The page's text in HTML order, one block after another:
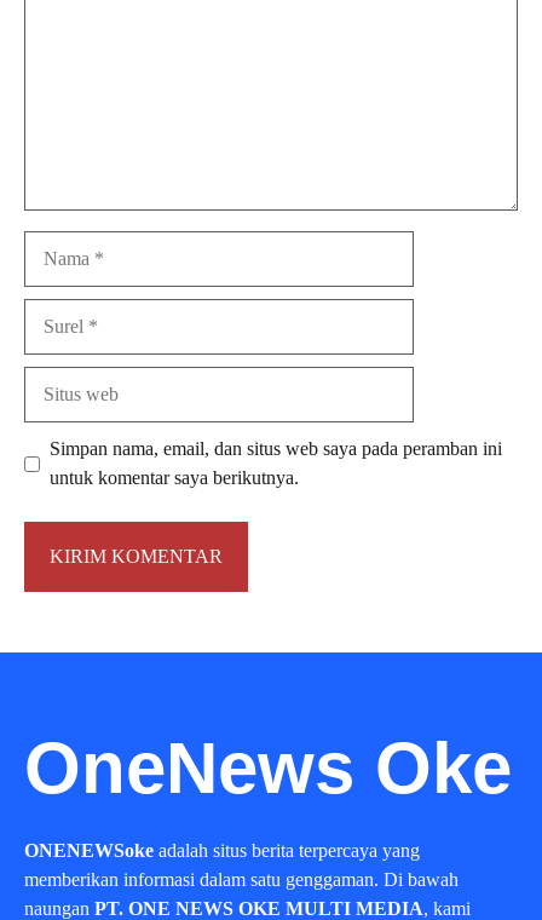
Simpan nama, email, dan situs web saya pada peramban ini
untuk komentar saya berikutnya.
OneNews Oke
ONENEWSoke adalah situs berita terpercaya yang
memberikan informasi dalam satu genggaman. Di bawah
naungan PT. ONE NEWS OKE MULTI MEDIA, kami